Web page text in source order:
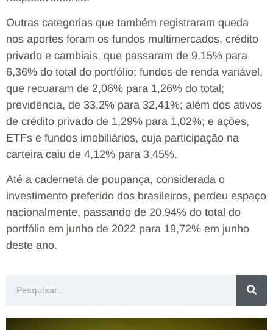
Outras categorias que também registraram queda
nos aportes foram os fundos multimercados, crédito
privado e cambiais, que passaram de 9,15% para
6,36% do total do portfólio; fundos de renda variável,
que recuaram de 2,06% para 1,26% do total;
previdência, de 33,2% para 32,41%; além dos ativos
de crédito privado de 1,29% para 1,02%; e ações,
ETFs e fundos imobiliários, cuja participação na
carteira caiu de 4,12% para 3,45%.
Até a caderneta de poupança, considerada o
investimento preferido dos brasileiros, perdeu espaço
nacionalmente, passando de 20,94% do total do
portfólio em junho de 2022 para 19,72% em junho
deste ano.